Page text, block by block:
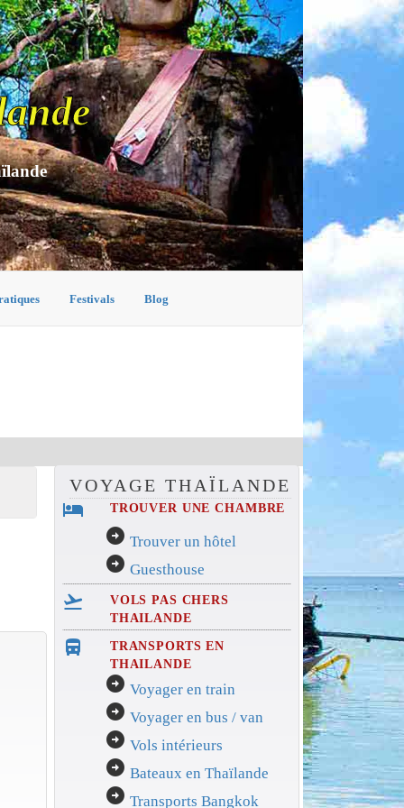
Festivals Blog
VOYAGE THAÏLANDE
hotel TROUVER UNE CHAMBRE
arrow_circle_right Trouver un hôtel
arrow_circle_right Guesthouse
flight_takeoff
VOLS PAS CHERS
THAILANDE
directions_bus_filled
TRANSPORTS EN
THAILANDE
arrow_circle_right Voyager en train
arrow_circle_right Voyager en bus / van
arrow_circle_right Vols intérieurs
arrow_circle_right Bateaux en Thaïlande
arrow_circle_right Transports Bangkok